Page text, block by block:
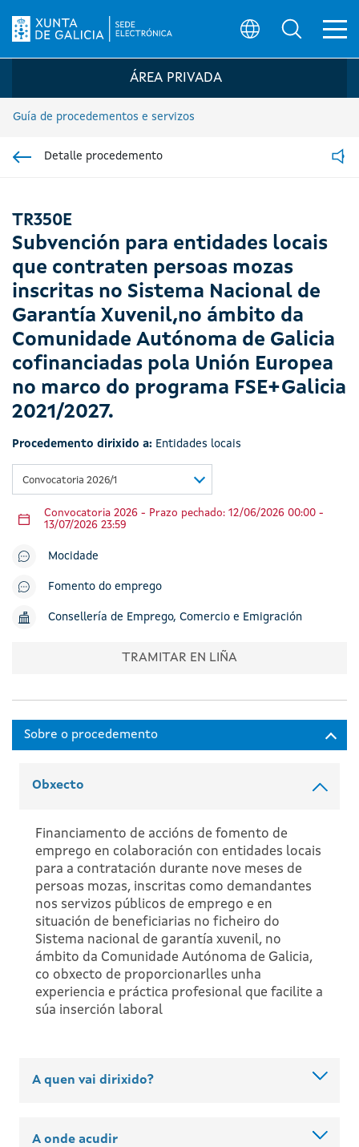
Logo da Sede electrónica da Xunta de
ÁREA PRIVADA
Guía de procedementos e servizos
Detalle procedemento
TR350E
Subvención para entidades locais
que contraten persoas mozas
inscritas no Sistema Nacional de
Garantía Xuvenil,no ámbito da
Comunidade Autónoma de Galicia
cofinanciadas pola Unión Europea
no marco do programa FSE+Galicia
2021/2027.
Procedemento dirixido a: Entidades locais
Convocatoria 2026/1
Convocatoria 2026 - Prazo pechado: 12/06/2026 00:00 -
13/07/2026 23:59
Mocidade
Fomento do emprego
Consellería de Emprego, Comercio e Emigración
TRAMITAR EN LIÑA
Obxecto
Financiamento de accións de fomento de
emprego en colaboración con entidades locais
para a contratación durante nove meses de
persoas mozas, inscritas como demandantes
nos servizos públicos de emprego e en
situación de beneficiarias no ficheiro do
Sistema nacional de garantía xuvenil, no
ámbito da Comunidade Autónoma de Galicia,
co obxecto de proporcionarlles unha
experiencia e práctica profesional que facilite a
súa inserción laboral
A quen vai dirixido?
A onde acudir